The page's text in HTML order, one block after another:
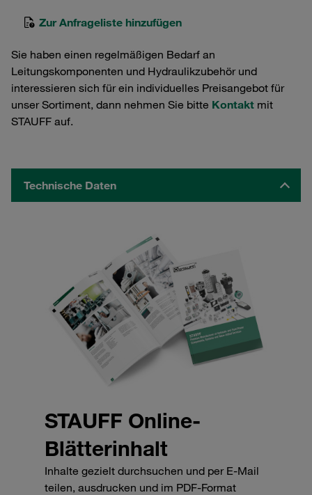
Zur Anfrageliste hinzufügen
Sie haben einen regelmäßigen Bedarf an
Leitungskomponenten und Hydraulikzubehör und
interessieren sich für ein individuelles Preisangebot für
unser Sortiment, dann nehmen Sie bitte Kontakt mit
STAUFF auf.
Technische Daten
STAUFF Online-
Blätterinhalt
Inhalte gezielt durchsuchen und per E-Mail
teilen, ausdrucken und im PDF-Format